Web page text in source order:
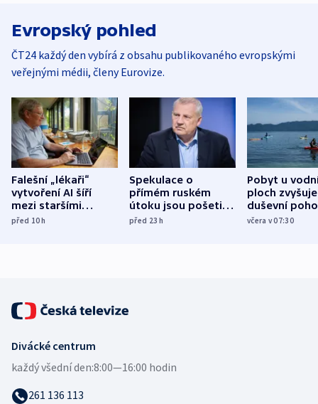
Evropský pohled
ČT24 každý den vybírá z obsahu publikovaného evropskými
veřejnými médii, členy Eurovize.
Falešní „lékaři“
vytvoření AI šíří
mezi staršími
Poláky nebezpečné
před 10h
Spekulace o
přímém ruském
útoku jsou pošetilé,
míní estonský
před 23h
Pobyt u
ploch zvyšuje
duševní
ukázala
včera v 07:30
Divácké centrum
každý všední den:8:00—16:00 hodin
261 136 113